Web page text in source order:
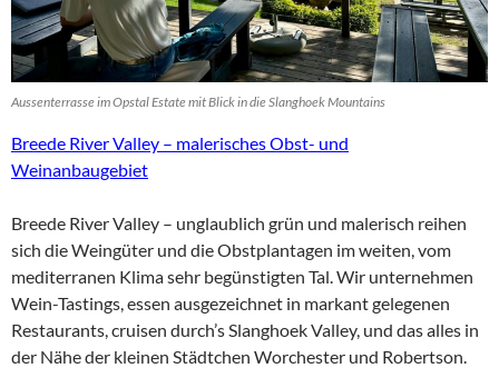
Aussenterrasse im Opstal Estate mit Blick in die Slanghoek Mountains
Breede River Valley – malerisches Obst- und
Weinanbaugebiet
Breede River Valley – unglaublich grün und malerisch reihen
sich die Weingüter und die Obstplantagen im weiten, vom
mediterranen Klima sehr begünstigten Tal. Wir unternehmen
Wein-Tastings, essen ausgezeichnet in markant gelegenen
Restaurants, cruisen durch’s Slanghoek Valley, und das alles in
der Nähe der kleinen Städtchen Worchester und Robertson.